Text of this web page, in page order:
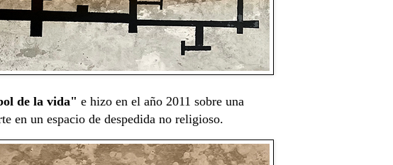
de la vida" e hizo en el año 2011 sobre una
en un espacio de despedida no religioso.